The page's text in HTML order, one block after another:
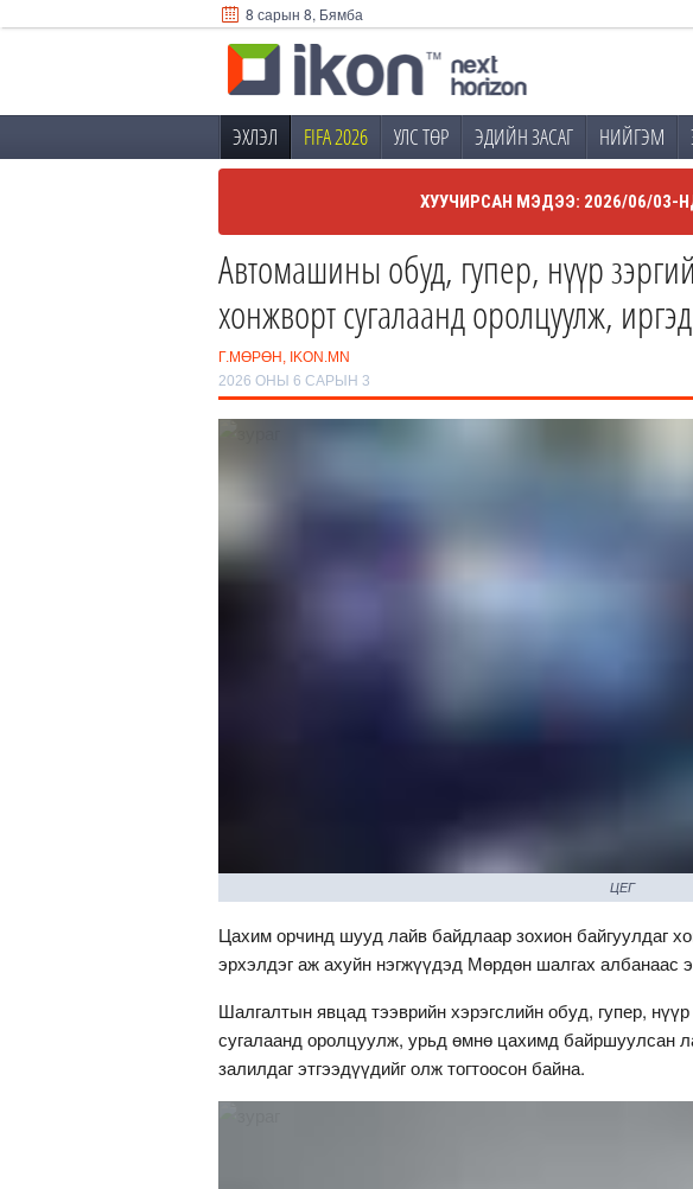
8 сарын 8, Бямба
ЭХЛЭЛ FIFA 2026 УЛС ТӨР ЭДИЙН ЗАСАГ НИЙГЭМ
ХУУЧИРСАН МЭДЭЭ: 2026/06/03-
Автомашины обуд, гупер, нүүр
хонжворт сугалаанд оролцуулж,
Г.МӨРӨН, IKON.MN
2026 ОНЫ 6 САРЫН 3
ЦЕГ
Цахим орчинд шууд лайв байдлаар зохион байгуулдаг
эрхэлдэг аж ахуйн нэгжүүдэд Мөрдөн шалгах албанаас
Шалгалтын явцад тээврийн хэрэгслийн обуд, гупер,
сугалаанд оролцуулж, урьд өмнө цахимд байршуулсан
залилдаг этгээдүүдийг олж тогтоосон байна.